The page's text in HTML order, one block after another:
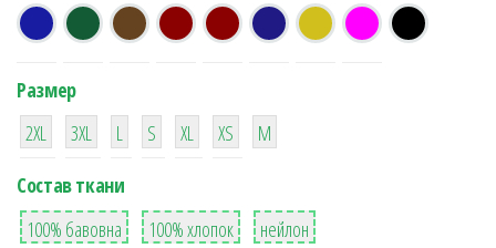
Размер
38
2XL
16
3XL
42
L
42
S
42
XL XS
М
Состав ткани
8
100% бавовна
36
100% хлопок
2
нейлон